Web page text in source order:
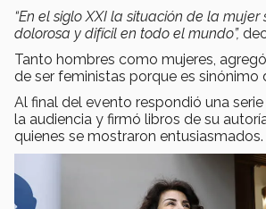
“En el siglo XXI la situación de la mujer
dolorosa y difícil en todo el mundo”,
Tanto hombres como mujeres,
de ser feministas porque es sinónimo
Al final del evento respondió una
la audiencia y firmó libros de su
quienes se mostraron entusiasmados.